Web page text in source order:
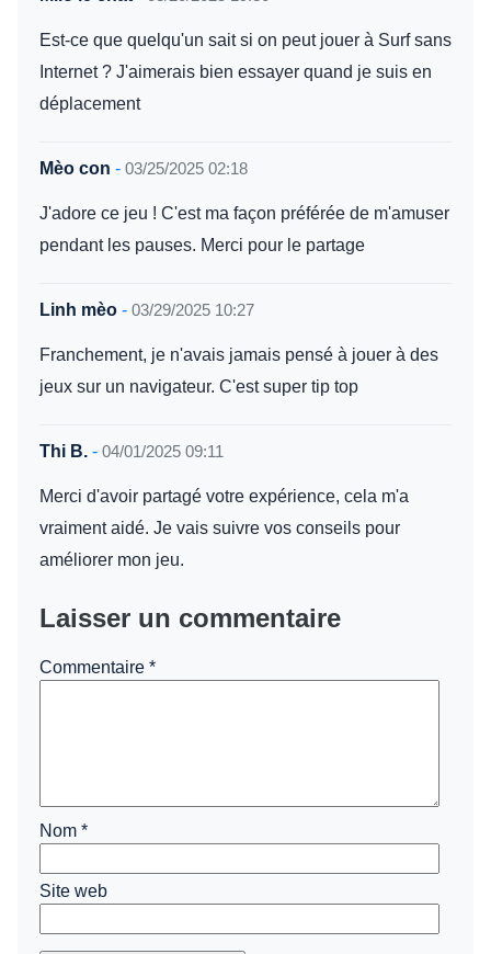
Est-ce que quelqu'un sait si on peut jouer à Surf sans
Internet ? J'aimerais bien essayer quand je suis en
déplacement
Mèo con - 03/25/2025 02:18
J'adore ce jeu ! C'est ma façon préférée de m'amuser
pendant les pauses. Merci pour le partage
Linh mèo - 03/29/2025 10:27
Franchement, je n'avais jamais pensé à jouer à des
jeux sur un navigateur. C'est super tip top
Thi B. - 04/01/2025 09:11
Merci d'avoir partagé votre expérience, cela m'a
vraiment aidé. Je vais suivre vos conseils pour
améliorer mon jeu.
Laisser un commentaire
Commentaire *
Nom *
Site web